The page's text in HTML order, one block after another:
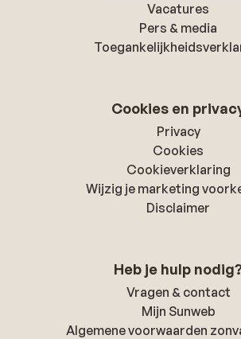
Vacatures
Pers & media
Cookies en
Privacy
Cookies
Cookieverklaring
Wijzig je marketing
Disclaimer
Heb je hulp nodig?
Vragen & contact
Mijn Sunweb
Algemene voorwaarden